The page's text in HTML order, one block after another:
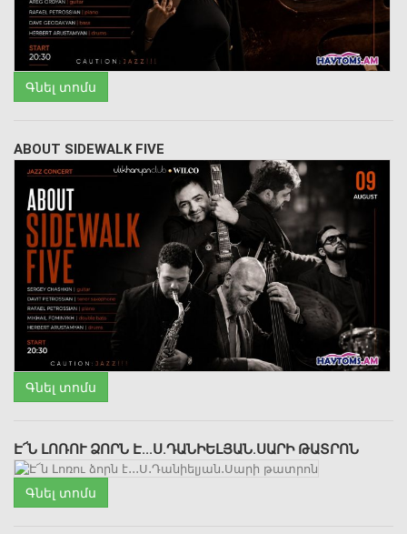
Գնել տոմս
ABOUT SIDEWALK FIVE
Գնել տոմս
Է՜Ն ԼՈՌՈՒ ՁՈՐՆ Է․․․Ս․ԴԱՆԻԵԼՅԱՆ․ՍԱՐԻ ԹԱՏՐՈՆ
Գնել տոմս